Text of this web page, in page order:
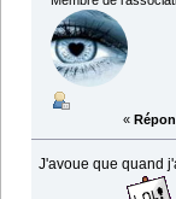
«
J'avoue que quand